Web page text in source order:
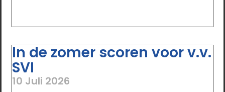
In de zomer scoren voor v.v.
SVI
10 Juli 2026